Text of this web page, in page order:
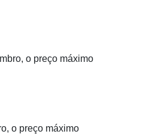
o preço máximo
o preço máximo